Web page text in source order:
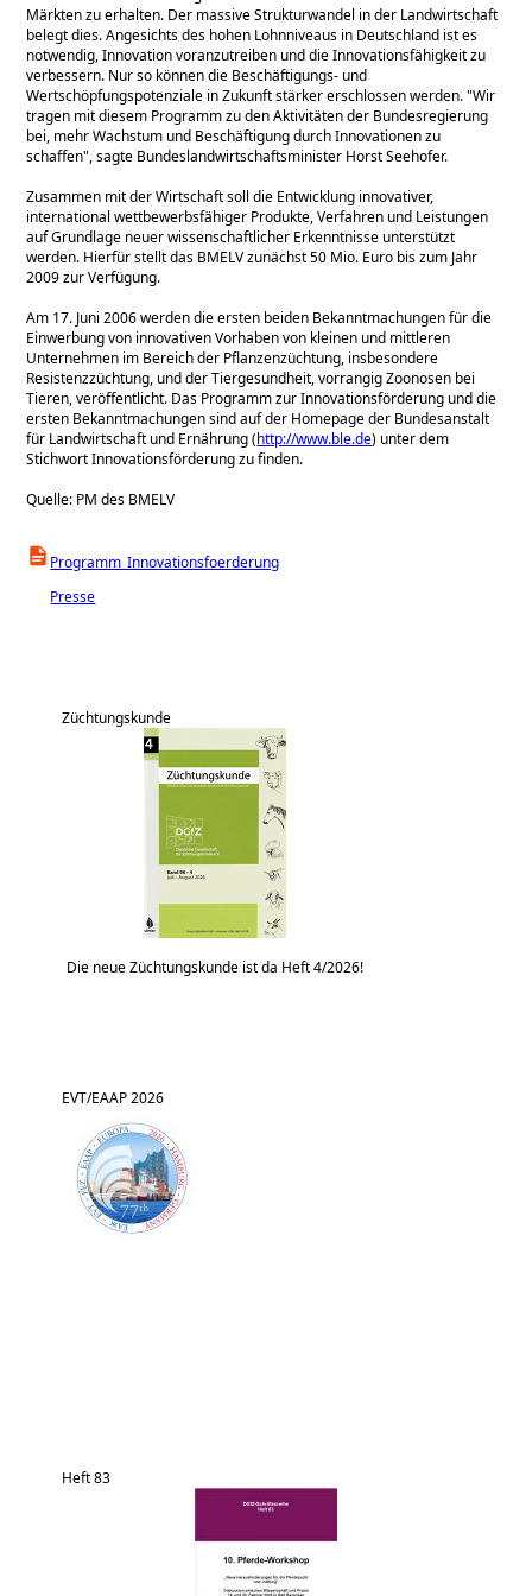
Märkten zu erhalten. Der massive Strukturwandel in der Landwirtschaft
belegt dies. Angesichts des hohen Lohnniveaus in Deutschland ist es
notwendig, Innovation voranzutreiben und die Innovationsfähigkeit zu
verbessern. Nur so können die Beschäftigungs- und
Wertschöpfungspotenziale in Zukunft stärker erschlossen werden. Wir
tragen mit diesem Programm zu den Aktivitäten der Bundesregierung
bei, mehr Wachstum und Beschäftigung durch Innovationen zu
schaffen , sagte Bundeslandwirtschaftsminister Horst Seehofer.
Zusammen mit der Wirtschaft soll die Entwicklung innovativer,
international wettbewerbsfähiger Produkte, Verfahren und Leistungen
auf Grundlage neuer wissenschaftlicher Erkenntnisse unterstützt
werden. Hierfür stellt das BMELV zunächst 50 Mio. Euro bis zum Jahr
2009 zur Verfügung.
Am 17. Juni 2006 werden die ersten beiden Bekanntmachungen für die
Einwerbung von innovativen Vorhaben von kleinen und mittleren
Unternehmen im Bereich der Pflanzenzüchtung, insbesondere
Resistenzzüchtung, und der Tiergesundheit, vorrangig Zoonosen bei
Tieren, veröffentlicht. Das Programm zur Innovationsförderung und die
ersten Bekanntmachungen sind auf der Homepage der Bundesanstalt
für Landwirtschaft und Ernährung (http://www.ble.de) unter dem
Stichwort Innovationsförderung zu finden.
Quelle: PM des BMELV
Programm_Innovationsfoerderung
Presse
Züchtungskunde
Die neue Züchtungskunde ist da Heft 4/2026!
EVT/EAAP 2026
Heft 83